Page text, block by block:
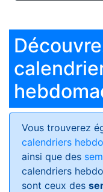
Vous trouverez
calendriers
ainsi que des
calendriers
sont ceux des